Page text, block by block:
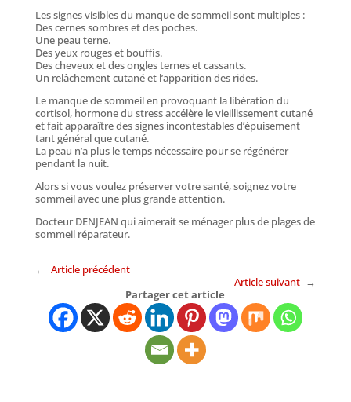
Les signes visibles du manque de sommeil sont multiples :
Des cernes sombres et des poches.
Une peau terne.
Des yeux rouges et bouffis.
Des cheveux et des ongles ternes et cassants.
Un relâchement cutané et l’apparition des rides.
Le manque de sommeil en provoquant la libération du
cortisol, hormone du stress accélère le vieillissement cutané
et fait apparaître des signes incontestables d’épuisement
tant général que cutané.
La peau n’a plus le temps nécessaire pour se régénérer
pendant la nuit.
Alors si vous voulez préserver votre santé, soignez votre
sommeil avec une plus grande attention.
Docteur DENJEAN qui aimerait se ménager plus de plages de
sommeil réparateur.
← Article précédent
Article suivant →
Partager cet article